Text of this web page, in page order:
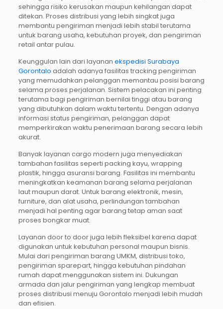
sehingga risiko kerusakan maupun kehilangan dapat
ditekan. Proses distribusi yang lebih singkat juga
membantu pengiriman menjadi lebih stabil terutama
untuk barang usaha, kebutuhan proyek, dan pengiriman
retail antar pulau.
Keunggulan lain dari layanan ekspedisi Surabaya
Gorontalo adalah adanya fasilitas tracking pengiriman
yang memudahkan pelanggan memantau posisi barang
selama proses perjalanan. Sistem pelacakan ini penting
terutama bagi pengiriman bernilai tinggi atau barang
yang dibutuhkan dalam waktu tertentu. Dengan adanya
informasi status pengiriman, pelanggan dapat
memperkirakan waktu penerimaan barang secara lebih
akurat.
Banyak layanan cargo modern juga menyediakan
tambahan fasilitas seperti packing kayu, wrapping
plastik, hingga asuransi barang. Fasilitas ini membantu
meningkatkan keamanan barang selama perjalanan
laut maupun darat. Untuk barang elektronik, mesin,
furniture, dan alat usaha, perlindungan tambahan
menjadi hal penting agar barang tetap aman saat
proses bongkar muat.
Layanan door to door juga lebih fleksibel karena dapat
digunakan untuk kebutuhan personal maupun bisnis.
Mulai dari pengiriman barang UMKM, distribusi toko,
pengiriman sparepart, hingga kebutuhan pindahan
rumah dapat menggunakan sistem ini. Dukungan
armada dan jalur pengiriman yang lengkap membuat
proses distribusi menuju Gorontalo menjadi lebih mudah
dan efisien.